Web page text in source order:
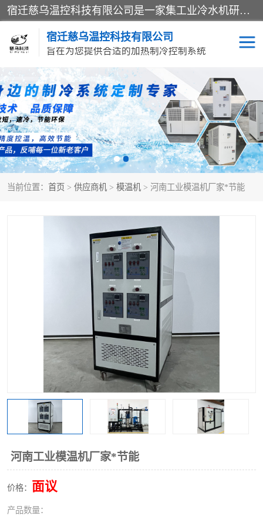
宿迁慈乌温控科技有限公司是一家集工业冷水机研发、制造、营销、服务于一体的技术生产型企业，经营范围包括：冷水机、螺杆式冷水机组、工业冷水机、水冷式冷水机、风冷式冷水机组、风冷螺杆式冷冻机组、冷冻机、注塑专用冷水机、混泥土专用冷水机、低温防爆冷水机组等。专业温控设备供应商 模温机/冷水机/导热油炉定制服务等
宿迁慈乌温控科技有限公司
旨在为您提供合适的加热制冷控制系统
当前位置： 首页 > 供应商机 > 模温机 > 河南工业模温机厂家*节能
河南工业模温机厂家*节能
价格： 面议
产品数量：
冷水机 模温机
导热油加热器